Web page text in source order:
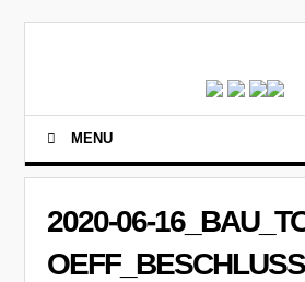
MENU
2020-06-